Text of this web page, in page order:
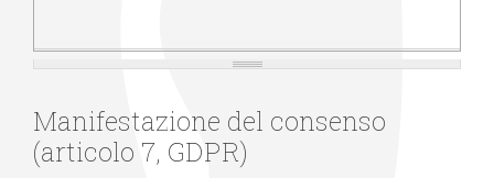
Manifestazione del consenso
(articolo 7, GDPR)